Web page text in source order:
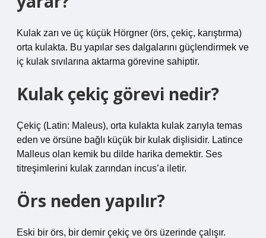
Kulak zarı ve üç küçük Hörgner (örs, çekiç, karıştırma)
orta kulakta. Bu yapılar ses dalgalarını güçlendirmek ve
iç kulak sıvılarına aktarma görevine sahiptir.
Kulak çekiç görevi nedir?
Çekiç (Latin: Maleus), orta kulakta kulak zarıyla temas
eden ve örsüne bağlı küçük bir kulak dişlisidir. Latince
Malleus olan kemik bu dilde harika demektir. Ses
titreşimlerini kulak zarından incus’a iletir.
Örs neden yapılır?
Eski bir örs, bir demir çekiç ve örs üzerinde çalışır.